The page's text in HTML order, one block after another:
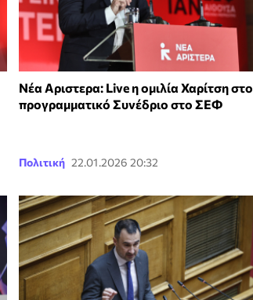
Νέα Αριστερα: Live η ομιλία Χαρίτση στο
προγραμματικό Συνέδριο στο ΣΕΦ
Πολιτική 22.01.2026 20:32